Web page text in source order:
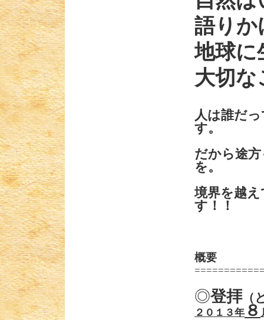
語りか
地球に
大切な
人は誰だ
す。
だから途
を。
境界を越
す！
概要
◎登拝（
２０１３年 ８